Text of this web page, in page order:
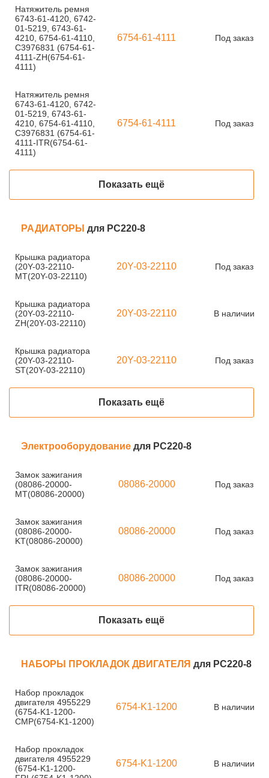
Натяжитель ремня
6743-61-4120, 6742-
01-5219, 6743-61-
4210, 6754-61-4110,
С3976831 (6754-61-
4111-ZH(6754-61-
4111)
6754-61-4111 Под заказ
Натяжитель ремня
6743-61-4120, 6742-
01-5219, 6743-61-
4210, 6754-61-4110,
С3976831 (6754-61-
4111-ITR(6754-61-
4111)
6754-61-4111 Под заказ
Показать ещё
РАДИАТОРЫ для PC220-8
Крышка радиатора
(20Y-03-22110-
MT(20Y-03-22110)
20Y-03-22110 Под заказ
Крышка радиатора
(20Y-03-22110-
ZH(20Y-03-22110)
20Y-03-22110 В наличии
Крышка радиатора
(20Y-03-22110-
ST(20Y-03-22110)
20Y-03-22110 Под заказ
Показать ещё
Электрооборудование для PC220-8
Замок зажигания
(08086-20000-
MT(08086-20000)
08086-20000 Под заказ
Замок зажигания
(08086-20000-
KT(08086-20000)
08086-20000 Под заказ
Замок зажигания
(08086-20000-
ITR(08086-20000)
08086-20000 Под заказ
Показать ещё
НАБОРЫ ПРОКЛАДОК ДВИГАТЕЛЯ для PC220-8
Набор прокладок
двигателя 4955229
(6754-K1-1200-
CMP(6754-K1-1200)
6754-K1-1200 В наличии
Набор прокладок
двигателя 4955229
(6754-K1-1200-
6754-K1-1200 В наличии